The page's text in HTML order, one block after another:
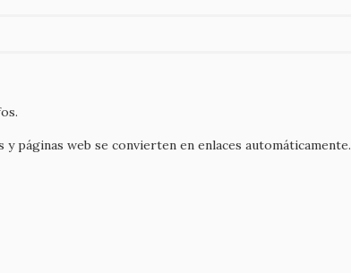
páginas web se convierten en enlaces automáticamente.